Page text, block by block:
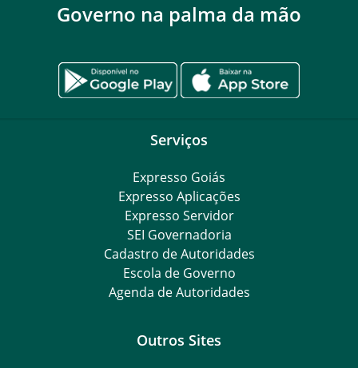
Governo na palma da mão
Serviços
Expresso Goiás
Expresso Aplicações
Expresso Servidor
SEI Governadoria
Cadastro de Autoridades
Escola de Governo
Agenda de Autoridades
Outros Sites